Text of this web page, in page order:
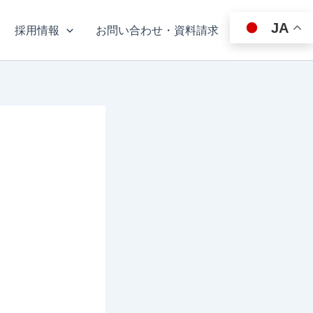
採用情報 お問い合わせ・資料請求 JA